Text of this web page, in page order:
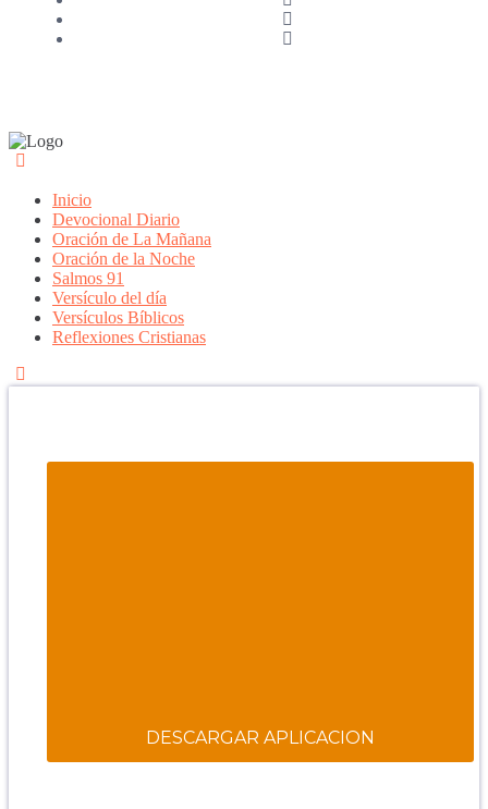
Inicio
Devocional Diario
Oración de La Mañana
Oración de la Noche
Salmos 91
Versículo del día
Versículos Bíblicos
Reflexiones Cristianas
DESCARGAR APLICACION